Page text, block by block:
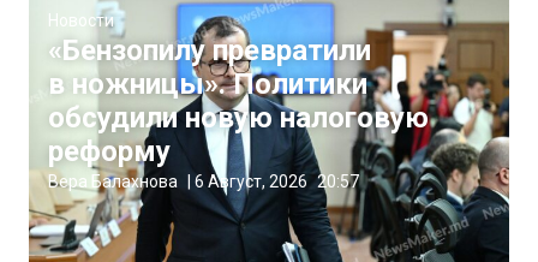
Новости
«Бензопилу превратили
в ножницы». Политики
обсудили новую налоговую
реформу
Вера Балахнова 6 Август, 2026 20:57